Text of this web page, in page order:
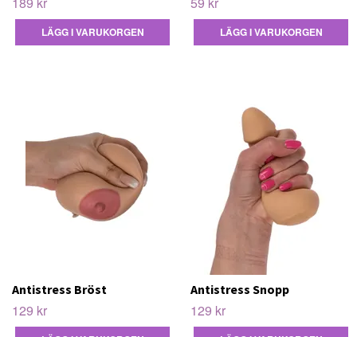
Antistress Bröst
129 kr
Antistress Snopp
129 kr